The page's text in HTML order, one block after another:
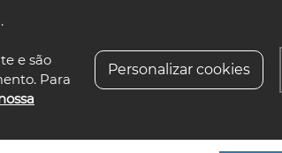
e são
Para
Personalizar cookies